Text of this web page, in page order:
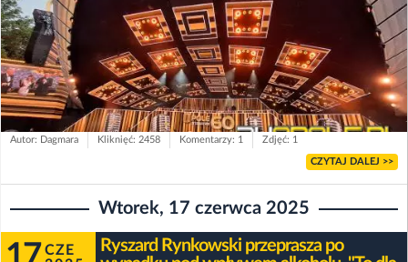
Autor: Dagmara Kliknięć: 2458 Komentarzy: 1 Zdjęć: 1
CZYTAJ DALEJ >>
Wtorek, 17 czerwca 2025
CZE
Ryszard Rynkowski przeprasza po